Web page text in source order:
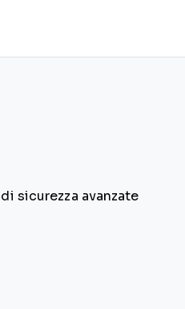
sicurezza avanzate